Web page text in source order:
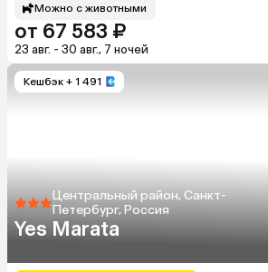
Можно с животными
от 67 583 ₽
23 авг. - 30 авг., 7 ночей
Кешбэк + 1 491
Центральный район, Санкт-
Петербург, Россия
Yes Marata